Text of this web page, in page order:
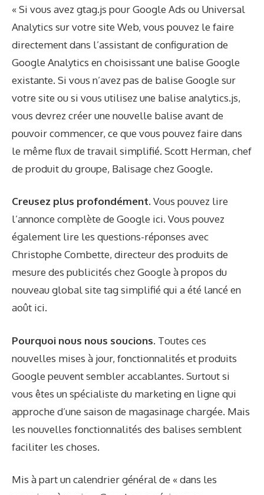
« Si vous avez gtag.js pour Google Ads ou Universal
Analytics sur votre site Web, vous pouvez le faire
directement dans l’assistant de configuration de
Google Analytics en choisissant une balise Google
existante. Si vous n’avez pas de balise Google sur
votre site ou si vous utilisez une balise analytics.js,
vous devrez créer une nouvelle balise avant de
pouvoir commencer, ce que vous pouvez faire dans
le même flux de travail simplifié. Scott Herman, chef
de produit du groupe, Balisage chez Google.
Creusez plus profondément. Vous pouvez lire
l’annonce complète de Google ici. Vous pouvez
également lire les questions-réponses avec
Christophe Combette, directeur des produits de
mesure des publicités chez Google à propos du
nouveau global site tag simplifié qui a été lancé en
août ici.
Pourquoi nous nous soucions. Toutes ces
nouvelles mises à jour, fonctionnalités et produits
Google peuvent sembler accablantes. Surtout si
vous êtes un spécialiste du marketing en ligne qui
approche d’une saison de magasinage chargée. Mais
les nouvelles fonctionnalités des balises semblent
faciliter les choses.
Mis à part un calendrier général de « dans les